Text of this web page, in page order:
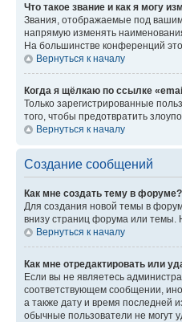
Что такое звание и как я могу
Звания, отображаемые под
напрямую изменять
На большинстве конференций
Вернуться к началу
Когда я щёлкаю по ссылке
Только зарегистрированные
того, чтобы предотвратить
Вернуться к началу
Создание сообщений
Как мне создать тему в форуме?
Для создания новой темы в
внизу страниц форума или темы.
Вернуться к началу
Как мне отредактировать или
Если вы не являетесь
соответствующем сообщении,
а также дату и время последней
обычные пользователи не могут